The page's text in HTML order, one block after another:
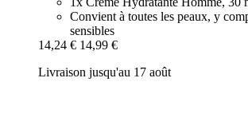
Convient à toutes les peaux, y
sensibles
14,24 € 14,99 €
Livraison jusqu'au 17 août